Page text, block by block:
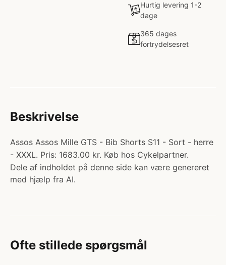
Hurtig levering 1-2
dage
365 dages
fortrydelsesret
Beskrivelse
Assos Assos Mille GTS - Bib Shorts S11 - Sort - herre
- XXXL. Pris: 1683.00 kr. Køb hos Cykelpartner.
Dele af indholdet på denne side kan være genereret
med hjælp fra AI.
Ofte stillede spørgsmål